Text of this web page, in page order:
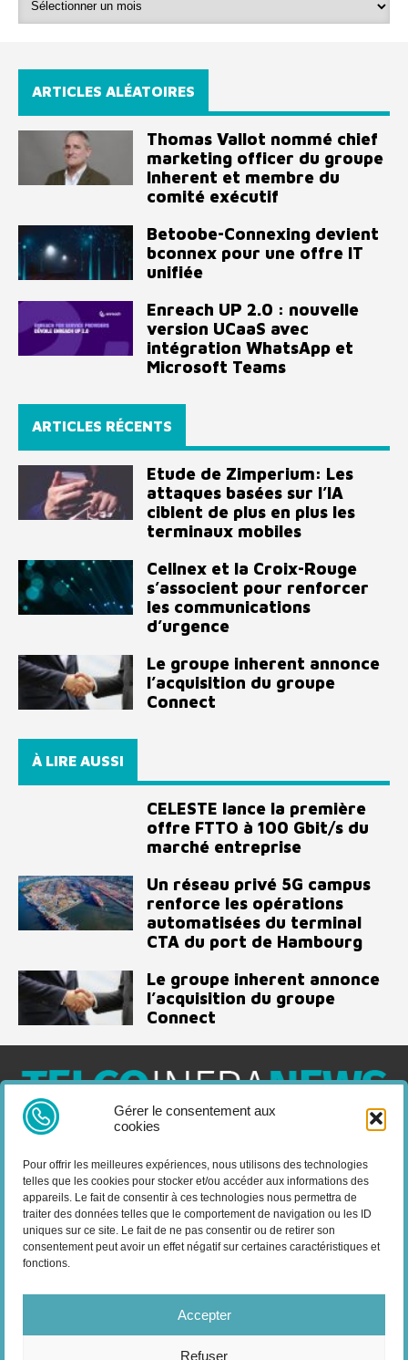
Gérer le consentement aux
cookies
Pour offrir les meilleures expériences, nous utilisons des technologies
telles que les cookies pour stocker et/ou accéder aux informations des
appareils. Le fait de consentir à ces technologies nous permettra de
traiter des données telles que le comportement de navigation ou les ID
uniques sur ce site. Le fait de ne pas consentir ou de retirer son
consentement peut avoir un effet négatif sur certaines caractéristiques et
fonctions.
Accepter
Refuser
ARTICLES ALÉATOIRES
Thomas Vallot nommé chief
marketing officer du groupe
Inherent et membre du
comité exécutif
Betoobe-Connexing devient
bconnex pour une offre IT
unifiée
Enreach UP 2.0 : nouvelle
version UCaaS avec
intégration WhatsApp et
Microsoft Teams
ARTICLES RÉCENTS
Etude de Zimperium: Les
attaques basées sur l’IA
ciblent de plus en plus les
terminaux mobiles
Cellnex et la Croix-Rouge
s’associent pour renforcer
les communications
d’urgence
Le groupe inherent annonce
l’acquisition du groupe
Connect
À LIRE AUSSI
CELESTE lance la première
offre FTTO à 100 Gbit/s du
marché entreprise
Un réseau privé 5G campus
renforce les opérations
automatisées du terminal
CTA du port de Hambourg
Le groupe inherent annonce
l’acquisition du groupe
Connect
Telco Infra News est un média dédié aux acteurs des télécoms
services, des news, des déploiements, des évènements, des
livres blancs et les nominations du secteur. Retrouvez toutes les
informations sur les innovations en domaine des
télécommunications.
Vous cherchez quelque chose ?